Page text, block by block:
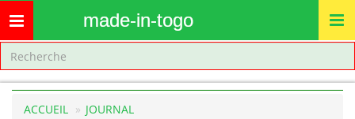
Toggle
navigation
made-in-togo
ACCUEIL
JOURNAL